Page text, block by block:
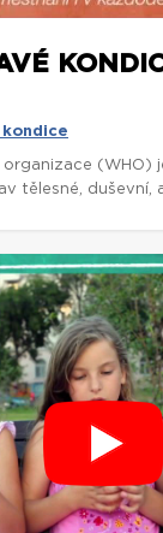
(WHO)
tělesné, duševní,